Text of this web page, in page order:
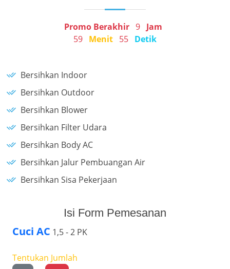
Promo Berakhir 9 Jam
59 Menit 55 Detik
Bersihkan Indoor
Bersihkan Outdoor
Bersihkan Blower
Bersihkan Filter Udara
Bersihkan Body AC
Bersihkan Jalur Pembuangan Air
Bersihkan Sisa Pekerjaan
Isi Form Pemesanan
Cuci AC 1,5 - 2 PK
Tentukan Jumlah